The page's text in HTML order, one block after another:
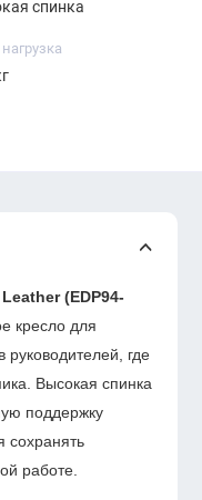
спинка
(EDP94-
кресло для
где
Высокая спинка
поддержку
сохранять
работе.